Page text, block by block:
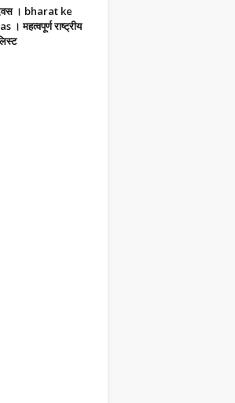
। bharat ke
महत्वपूर्ण राष्ट्रीय